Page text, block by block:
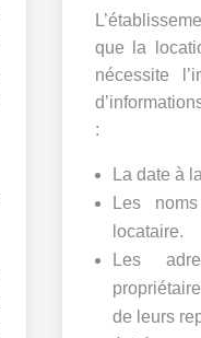
que la
nécessite
:
La date à
Les
locataire.
Les
de leurs